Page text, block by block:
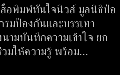
อพิมพ์ทันใจนิวส์ มูลนิธิป่อ
มป้องกันและบรรเทา
ามบันทึกความเข้าใจ ยก
มให้ความรู้ พร้อม...